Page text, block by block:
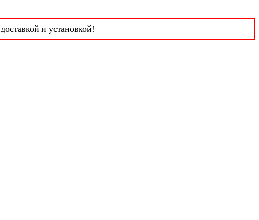
и установкой!